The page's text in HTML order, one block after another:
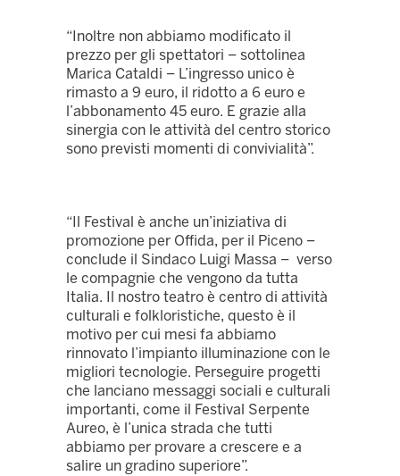
“Inoltre non abbiamo modificato il
prezzo per gli spettatori – sottolinea
Marica Cataldi – L’ingresso unico è
rimasto a 9 euro, il ridotto a 6 euro e
l’abbonamento 45 euro. E grazie alla
sinergia con le attività del centro storico
sono previsti momenti di convivialità”.
“Il Festival è anche un’iniziativa di
promozione per Offida, per il Piceno –
conclude il Sindaco Luigi Massa – verso
le compagnie che vengono da tutta
Italia. Il nostro teatro è centro di attività
culturali e folkloristiche, questo è il
motivo per cui mesi fa abbiamo
rinnovato l’impianto illuminazione con le
migliori tecnologie. Perseguire progetti
che lanciano messaggi sociali e culturali
importanti, come il Festival Serpente
Aureo, è l’unica strada che tutti
abbiamo per provare a crescere e a
salire un gradino superiore”.